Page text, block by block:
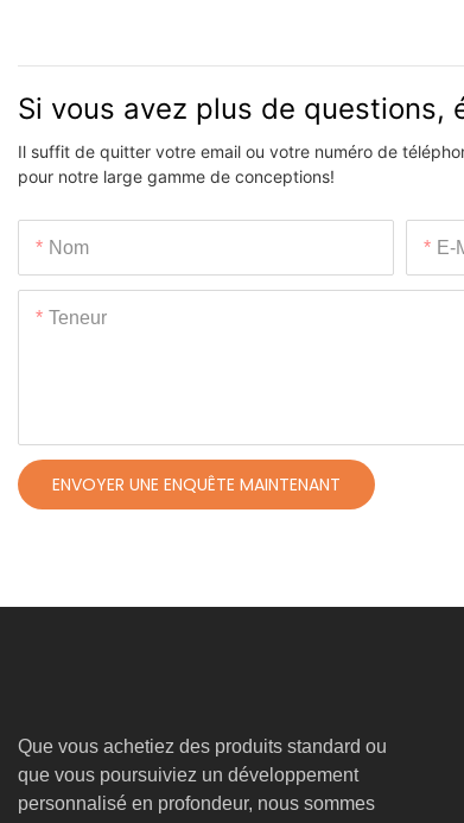
Si vous avez plus de questions,
Il suffit de quitter votre email ou votre numéro de
pour notre large gamme de conceptions!
Nom E-
Teneur
ENVOYER UNE ENQUÊTE MAINTENANT
Que vous achetiez des produits standard ou
que vous poursuiviez un développement
personnalisé en profondeur, nous sommes